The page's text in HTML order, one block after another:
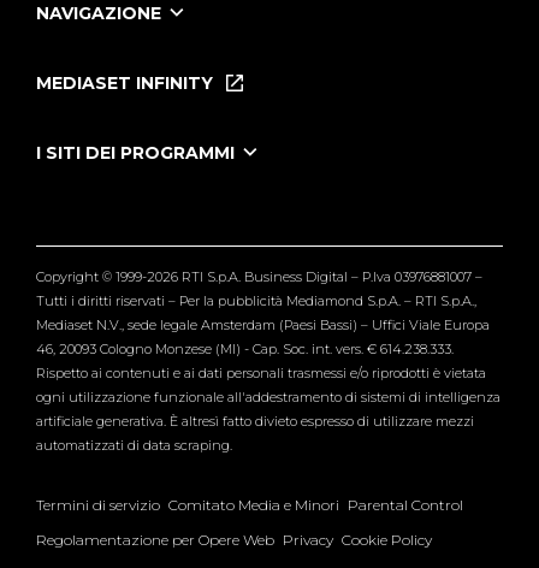
NAVIGAZIONE
Le Iene Presentano Inside
Tutti i servizi
MEDIASET INFINITY
I SITI DEI PROGRAMMI
Verissimo
Copyright © 1999-2026 RTI S.p.A. Business Digital – P.Iva 03976881007 –
Tutti i diritti riservati – Per la pubblicità Mediamond S.p.A. – RTI S.p.A.,
Mediaset N.V., sede legale Amsterdam (Paesi Bassi) – Uffici Viale Europa
46, 20093 Cologno Monzese (MI) - Cap. Soc. int. vers. € 614.238.333.
Rispetto ai contenuti e ai dati personali trasmessi e/o riprodotti è vietata
ogni utilizzazione funzionale all'addestramento di sistemi di intelligenza
artificiale generativa. È altresì fatto divieto espresso di utilizzare mezzi
automatizzati di data scraping.
Termini di servizio Comitato Media e Minori Parental Control
Regolamentazione per Opere Web Privacy Cookie Policy